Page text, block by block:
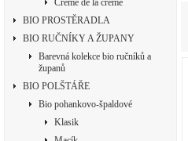
Créme de la créme
BIO PROSTĚRADLA
BIO RUČNÍKY A ŽUPANY
Barevná kolekce bio ručníků a
županů
BIO POLŠTÁŘE
Bio pohankovo-špaldové
Klasik